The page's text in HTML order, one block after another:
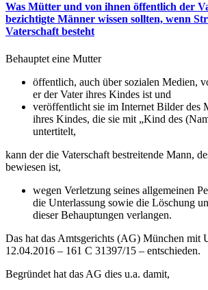
Was Mütter und von ihnen öffentlich der
bezichtigte Männer wissen sollten, wenn
Vaterschaft besteht
Behauptet eine Mutter
öffentlich, auch über sozialen Medien,
er der Vater ihres Kindes ist und
veröffentlicht sie im Internet Bilder des
ihres Kindes, die sie mit „Kind des
untertitelt,
kann der die Vaterschaft bestreitende Mann,
bewiesen ist,
wegen Verletzung seines allgemeinen
die Unterlassung sowie die Löschung
dieser Behauptungen verlangen.
Das hat das Amtsgerichts (AG) München mit
12.04.2016 – 161 C 31397/15 – entschieden.
Begründet hat das AG dies u.a. damit,